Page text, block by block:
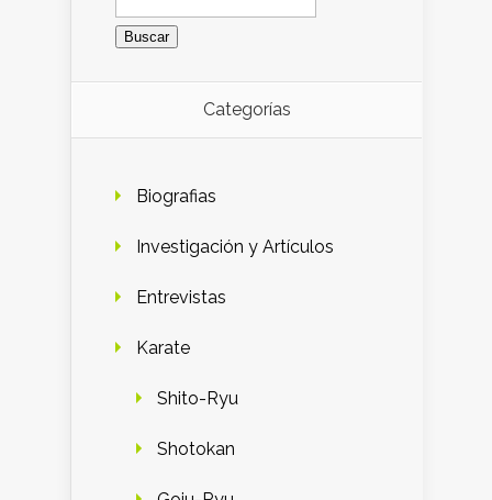
Categorías
Biografias
Investigación y Artículos
Entrevistas
Karate
Shito-Ryu
Shotokan